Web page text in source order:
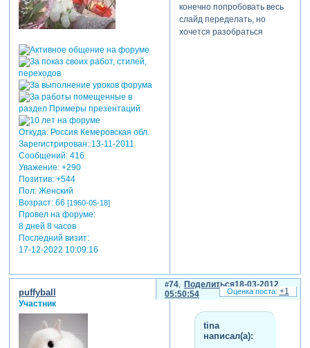
Откуда:Россия Кемеровская обл.
Зарегистрирован: 13-11-2011
Сообщений:416
Уважение: +290
Позитив: +544
Пол:Женский
Возраст:66 [1960-05-18]
Провел на форуме:
8 дней 8 часов
Последний визит:
17-12-2022 10:09:16
конечно попробовать весь
слайд переделать, но
хочется разобраться
Поделиться
74
18-03-2012
05:50:54
puffyball
Участник
tina
написал(а):
+1